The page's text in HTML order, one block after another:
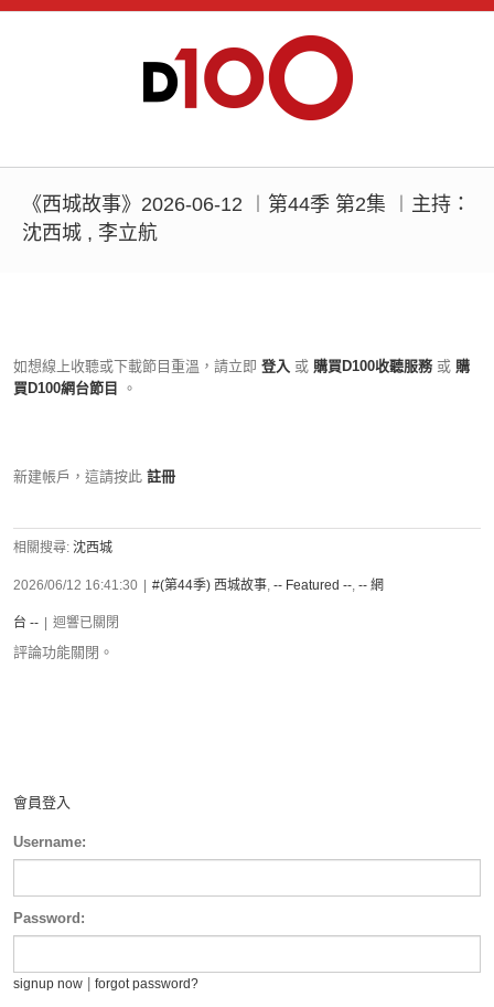
《西城故事》2026-06-12 ︱第44季 第2集 ︱主持：
沈西城 , 李立航
如想線上收聽或下載節目重溫，請立即 登入 或 購買D100收聽服務 或 購
買D100網台節目
。
新建帳戶，這請按此 註冊
相關搜尋: 沈西城
2026/06/12 16:41:30 #(第44季) 西城故事, -- Featured --, -- 網
台 -- 迴響已關閉
評論功能關閉。
會員登入
Username:
Password:
signup now forgot password?